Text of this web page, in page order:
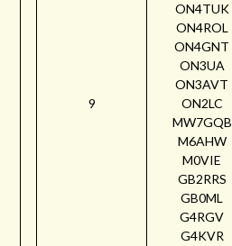
9
ON4TUK
ON4ROL
ON4GNT
ON3UA
ON3AVT
ON2LC
MW7GQB
M6AHW
M0VIE
GB2RRS
GB0ML
G4RGV
G4KVR